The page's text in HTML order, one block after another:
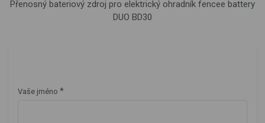
Přenosný bateriový zdroj pro elektrický ohradník fencee battery
DUO BD30
Vaše jméno *